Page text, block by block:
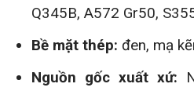
Q345B, A572 Gr50,
Bề mặt thép: đen, mạ
Nguồn gốc xuất xứ: